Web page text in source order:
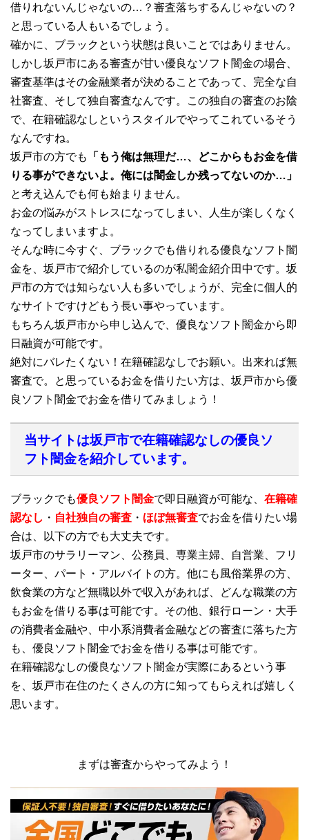
借りれないんじゃないの…？審査落ちするんじゃないの？
と思っている人もいるでしょう。
確かに、ブラックという状態は良いことではありません。
しかし坂戸市にある審査が甘い優良なソフト闇金の場合、
審査基準はその金融業者が決めることであって、完全な自
社審査、そして独自審査なんです。この独自の審査のお陰
で、在籍確認なしというスタイルでやってこれているそう
なんですね。
坂戸市の方でも
「もう俺は無理だ…、どこからもお金を借
りる事ができないよ。俺には闇金しか残ってないのか…」
と考え込んでも何も始まりません。
お金の悩みがストレスになってしまい、人生が楽しくなく
なってしまいますよ。
そんな時に今すぐ、ブラックでも借りれる優良なソフト闇
金を、坂戸市で紹介しているのが私闇金紹介田中です。坂
戸市の方では知らない人も多いでしょうが、完全に個人的
なサイトですけどもう長い事やっています。
もちろん坂戸市から申し込んで、優良なソフト闇金から即
日融資が可能です。
絶対にバレたくない！在籍確認なしでお願い。出来れば無
審査で。と思っているお金を借りたい方は、坂戸市から優
良ソフト闇金でお金を借りてみましょう！
当サイトは坂戸市で在籍確認なしの優良ソ
フト闇金を紹介しています。
ブラックでも優良ソフト闇金で即日融資が可能な、 在籍確
認なし ・ 自社独自の審査 ・ ほぼ無審査でお金を借りたい場
合は、以下の方でも大丈夫です。
坂戸市のサラリーマン、公務員、専業主婦、自営業、フリ
ーター、パート・アルバイトの方。他にも風俗業界の方、
飲食業の方など無職以外で収入があれば、どんな職業の方
もお金を借りる事は可能です。その他、銀行ローン・大手
の消費者金融や、中小系消費者金融などの審査に落ちた方
も、優良ソフト闇金でお金を借りる事は可能です。
在籍確認なしの優良なソフト闇金が実際にあるという事
を、坂戸市在住のたくさんの方に知ってもらえれば嬉しく
思います。
まずは審査からやってみよう！